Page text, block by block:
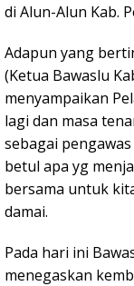
di Alun-Alun Kab.
Adapun yang
(Ketua Bawaslu
menyampaikan
lagi dan masa
sebagai
betul apa yg
bersama untuk
damai.
Pada hari ini
menegaskan